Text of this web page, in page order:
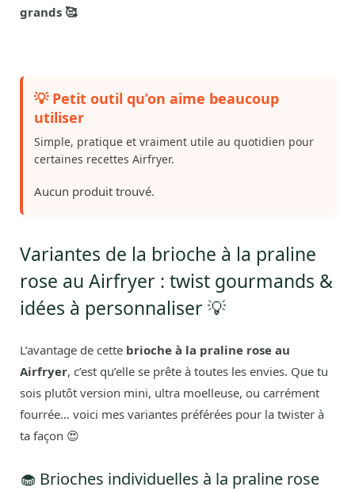
grands 🥰
💡 Petit outil qu’on aime beaucoup
utiliser
Simple, pratique et vraiment utile au quotidien pour
certaines recettes Airfryer.
Aucun produit trouvé.
Variantes de la brioche à la praline
rose au Airfryer : twist gourmands &
idées à personnaliser 💡
L’avantage de cette brioche à la praline rose au
Airfryer, c’est qu’elle se prête à toutes les envies. Que tu
sois plutôt version mini, ultra moelleuse, ou carrément
fourrée… voici mes variantes préférées pour la twister à
ta façon 😍
🧁 Brioches individuelles à la praline rose